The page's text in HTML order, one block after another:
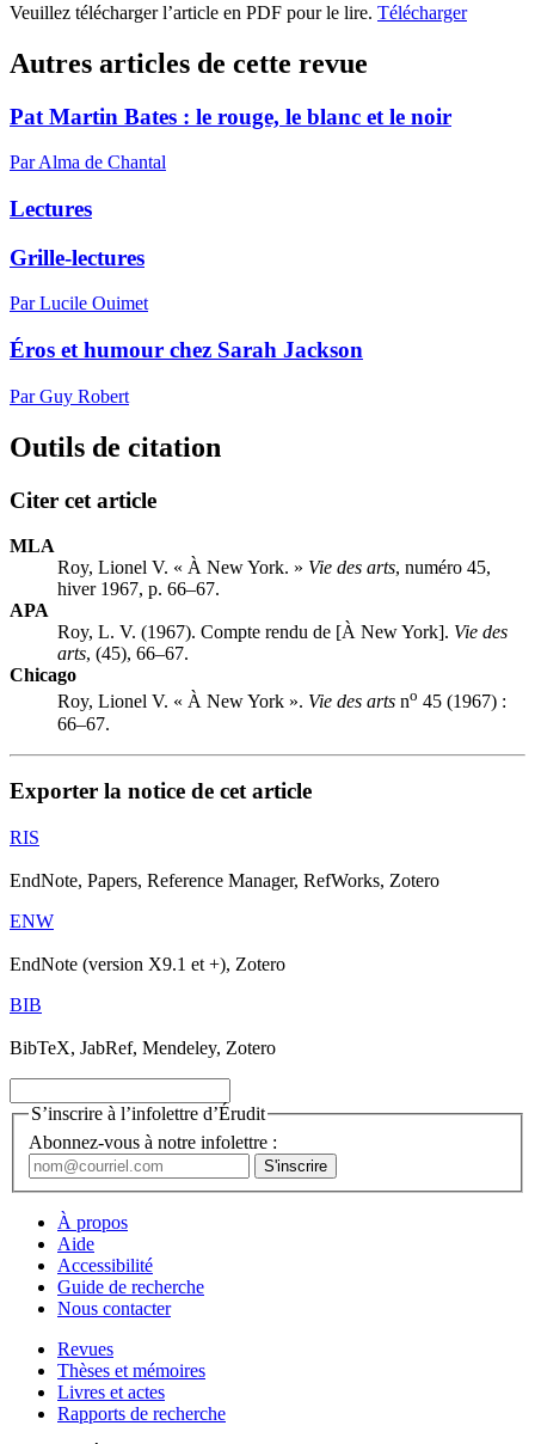
Veuillez télécharger l’article en PDF pour le lire. Télécharger
Autres articles de cette revue
Pat Martin Bates : le rouge, le blanc et le noir
Par Alma de Chantal
Lectures
Grille-lectures
Par Lucile Ouimet
Éros et humour chez Sarah Jackson
Par Guy Robert
Outils de citation
Citer cet article
MLA
Roy, Lionel V. « À New York. » Vie des arts, numéro 45,
hiver 1967, p. 66–67.
APA
Roy, L. V. (1967). Compte rendu de [À New York]. Vie des
arts, (45), 66–67.
Chicago
Roy, Lionel V. « À New York ». Vie des arts no 45 (1967) :
66–67.
Exporter la notice de cet article
RIS
EndNote, Papers, Reference Manager, RefWorks, Zotero
ENW
EndNote (version X9.1 et +), Zotero
BIB
BibTeX, JabRef, Mendeley, Zotero
S’inscrire à l’infolettre d’Érudit
Abonnez-vous à notre infolettre :
À propos
Aide
Accessibilité
Guide de recherche
Nous contacter
Revues
Thèses et mémoires
Livres et actes
Rapports de recherche